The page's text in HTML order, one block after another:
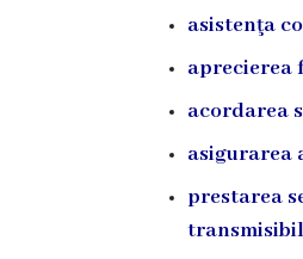
Consultative
Specializate
asistenţa
aprecierea
acordarea
asigurarea
prestarea